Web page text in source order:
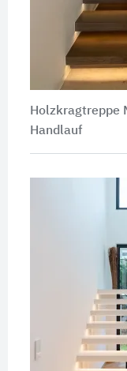
Holzkragtreppe
Handlauf